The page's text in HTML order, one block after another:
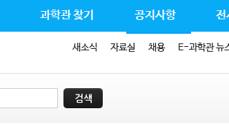
과학관 찾기 공지사항
새소식 자료실 채용 E-과학관 뉴
전